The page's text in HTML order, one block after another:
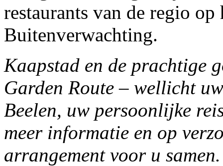
restaurants van de regio
Buitenverwachting.
Kaapstad en de prachtige
Garden Route – wellicht
Beelen, uw persoonlijke
meer informatie en op
arrangement voor u samen.